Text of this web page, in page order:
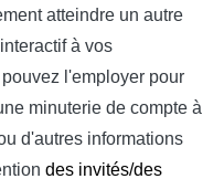
atteindre un autre
à vos
l'employer pour
minuterie de compte à
d'autres informations
des invités/des